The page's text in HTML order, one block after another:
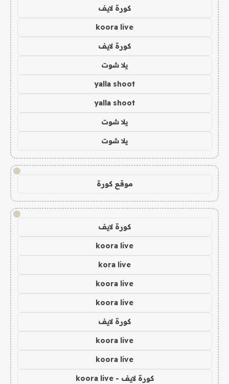
كورة لايف
koora live
كورة لايف
يلا شوت
yalla shoot
yalla shoot
يلا شوت
يلا شوت
!
موقع كورة
!
كورة لايف
koora live
kora live
koora live
koora live
كورة لايف
koora live
koora live
كورة لايف - koora live